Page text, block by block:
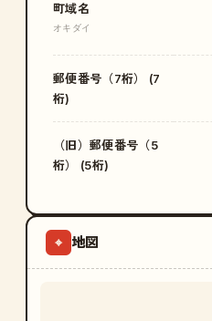
町域名
オキダイ
郵便番号（7桁） (7
桁)
（旧）郵便番号（5
桁） (5桁)
⌖ 地図